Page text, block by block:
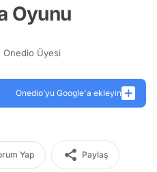
Oyunu
Onedio Üyesi
Onedio’yu Google'a ekleyin
Yap Paylaş